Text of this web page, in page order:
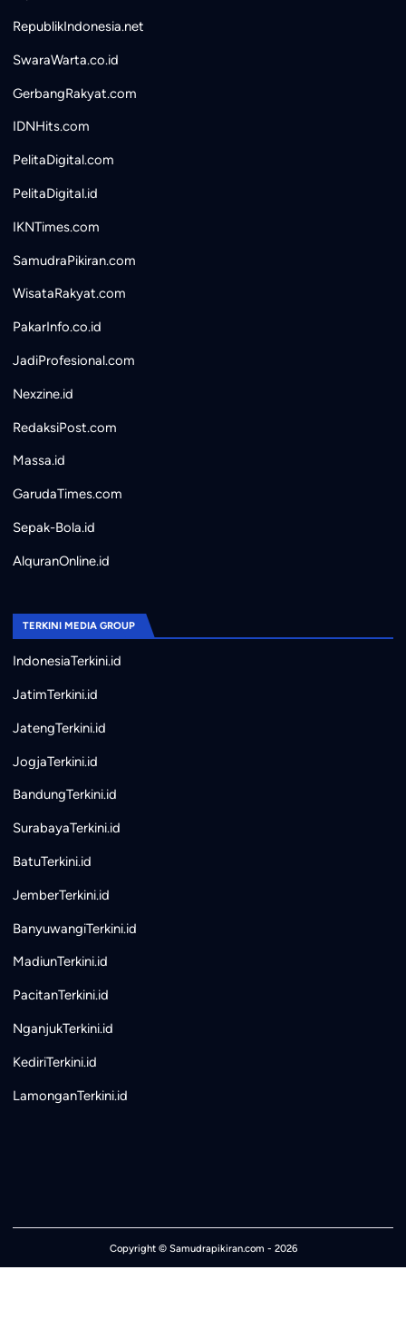
RepublikIndonesia.net
SwaraWarta.co.id
GerbangRakyat.com
IDNHits.com
PelitaDigital.com
PelitaDigital.id
IKNTimes.com
SamudraPikiran.com
WisataRakyat.com
PakarInfo.co.id
JadiProfesional.com
Nexzine.id
RedaksiPost.com
Massa.id
GarudaTimes.com
Sepak-Bola.id
AlquranOnline.id
TERKINI MEDIA GROUP
IndonesiaTerkini.id
JatimTerkini.id
JatengTerkini.id
JogjaTerkini.id
BandungTerkini.id
SurabayaTerkini.id
BatuTerkini.id
JemberTerkini.id
BanyuwangiTerkini.id
MadiunTerkini.id
PacitanTerkini.id
NganjukTerkini.id
KediriTerkini.id
LamonganTerkini.id
Copyright © Samudrapikiran.com - 2026